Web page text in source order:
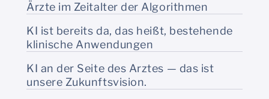
Ärzte im Zeitalter der Algorithmen
KI ist bereits da, das heißt, bestehende
klinische Anwendungen
KI an der Seite des Arztes — das ist
unsere Zukunftsvision.